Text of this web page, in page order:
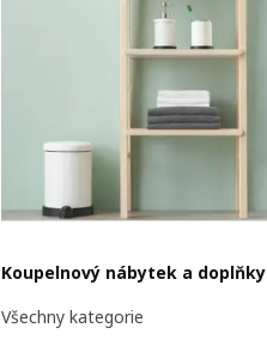
Koupelnový nábytek a doplňky
Všechny kategorie